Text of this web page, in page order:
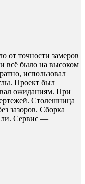
от точности замеров
всё было на высоком
использовал
Проект был
ожиданиям. При
Столешница
зазоров. Сборка
Сервис —